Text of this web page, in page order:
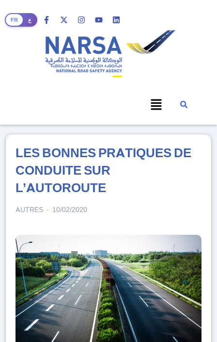
FR ع
LES BONNES PRATIQUES DE
CONDUITE SUR
L’AUTOROUTE
AUTRES 10/02/2020